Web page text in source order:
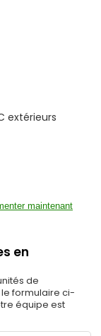
extérieurs
maintenant
en
de
formulaire ci-
équipe est